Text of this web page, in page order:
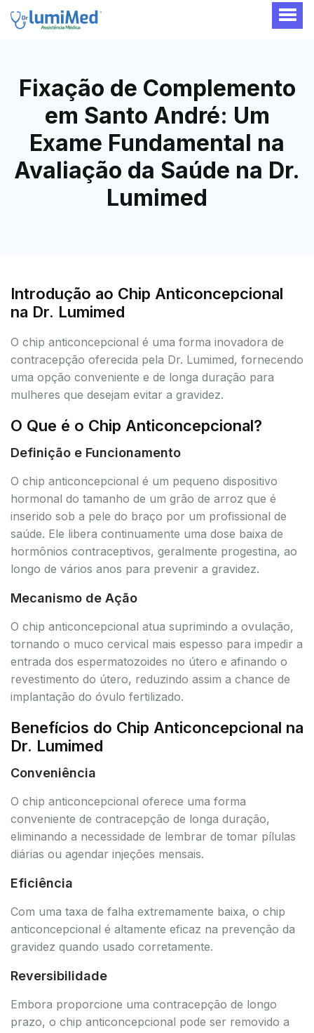
Fixação de Complemento
em Santo André: Um
Exame Fundamental na
Avaliação da Saúde na Dr.
Lumimed
Introdução ao Chip Anticoncepcional
na Dr. Lumimed
O chip anticoncepcional é uma forma inovadora de
contracepção oferecida pela Dr. Lumimed, fornecendo
uma opção conveniente e de longa duração para
mulheres que desejam evitar a gravidez.
O Que é o Chip Anticoncepcional?
Definição e Funcionamento
O chip anticoncepcional é um pequeno dispositivo
hormonal do tamanho de um grão de arroz que é
inserido sob a pele do braço por um profissional de
saúde. Ele libera continuamente uma dose baixa de
hormônios contraceptivos, geralmente progestina, ao
longo de vários anos para prevenir a gravidez.
Mecanismo de Ação
O chip anticoncepcional atua suprimindo a ovulação,
tornando o muco cervical mais espesso para impedir a
entrada dos espermatozoides no útero e afinando o
revestimento do útero, reduzindo assim a chance de
implantação do óvulo fertilizado.
Benefícios do Chip Anticoncepcional na
Dr. Lumimed
Conveniência
O chip anticoncepcional oferece uma forma
conveniente de contracepção de longa duração,
eliminando a necessidade de lembrar de tomar pílulas
diárias ou agendar injeções mensais.
Eficiência
Com uma taxa de falha extremamente baixa, o chip
anticoncepcional é altamente eficaz na prevenção da
gravidez quando usado corretamente.
Reversibilidade
Embora proporcione uma contracepção de longo
prazo, o chip anticoncepcional pode ser removido a